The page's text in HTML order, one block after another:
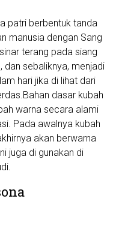
patri berbentuk tanda
manusia dengan Sang
terang pada siang
dan sebaliknya, menjadi
hari jika di lihat dari
dasar kubah
warna secara alami
Pada awalnya kubah
akan berwarna
juga di gunakan di